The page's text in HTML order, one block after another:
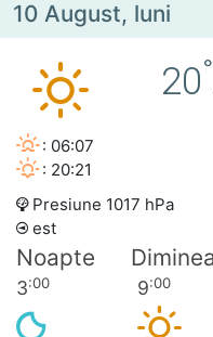
10 August, luni
20°
: 06:07
: 20:21
Presiune 1017 hPa
est
Noapte
3:00 9:00